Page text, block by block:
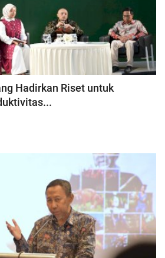
Hadirkan Riset untuk